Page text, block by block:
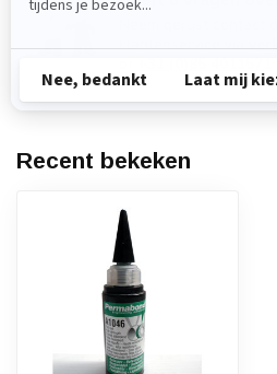
klantenservice via
Recent bekeken